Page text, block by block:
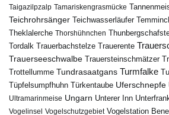
Taigazilpzalp Tamariskengrasmücke
Teichrohrsänger Teichwasserläufer
Theklalerche Thorshühnchen
Tordalk Trauerbachstelze Trauerente
Trauerseeschwalbe Trauersteinschmätzer
Trottellumme Tundrasaatgans Turmfalke
Tüpfelsumpfhuhn
Türkentaube Uferschnepfe
Ultramarinmeise Ungarn Unterer Inn
Vogelinsel Vogelschutzgebiet Vogelstation